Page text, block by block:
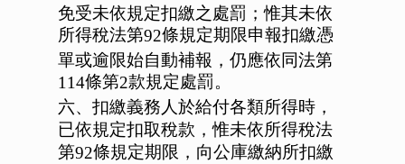
免受未依規定扣繳之處罰；惟其未依
所得稅法第92條規定期限申報扣繳憑
單或逾限始自動補報，仍應依同法第
114條第2款規定處罰。
六、扣繳義務人於給付各類所得時，
已依規定扣取稅款，惟未依所得稅法
第92條規定期限，向公庫繳納所扣繳